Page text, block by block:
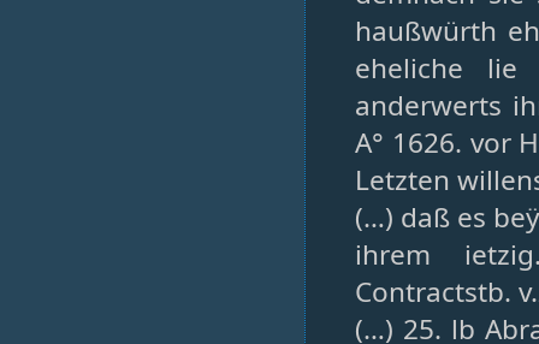
haußwürth
eheliche
anderwerts
A° 1626. vor
Letzten
(…) daß es
ihrem
Contractstb.
(…) 25. lb